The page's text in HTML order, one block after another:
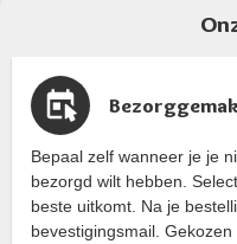
Bepaal zelf wanneer je je
bezorgd wilt hebben.
beste uitkomt. Na je
bevestigingsmail.